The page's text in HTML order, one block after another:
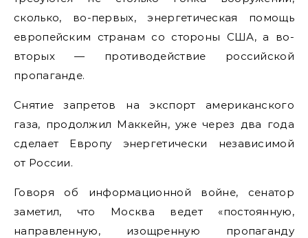
сколько, во-первых, энергетическая помощь
европейским странам со стороны США, а во-
вторых — противодействие российской
пропаганде.
Снятие запретов на экспорт американского
газа, продолжил Маккейн, уже через два года
сделает Европу энергетически независимой
от России.
Говоря об информационной войне, сенатор
заметил, что Москва ведет «постоянную,
направленную, изощренную пропаганду